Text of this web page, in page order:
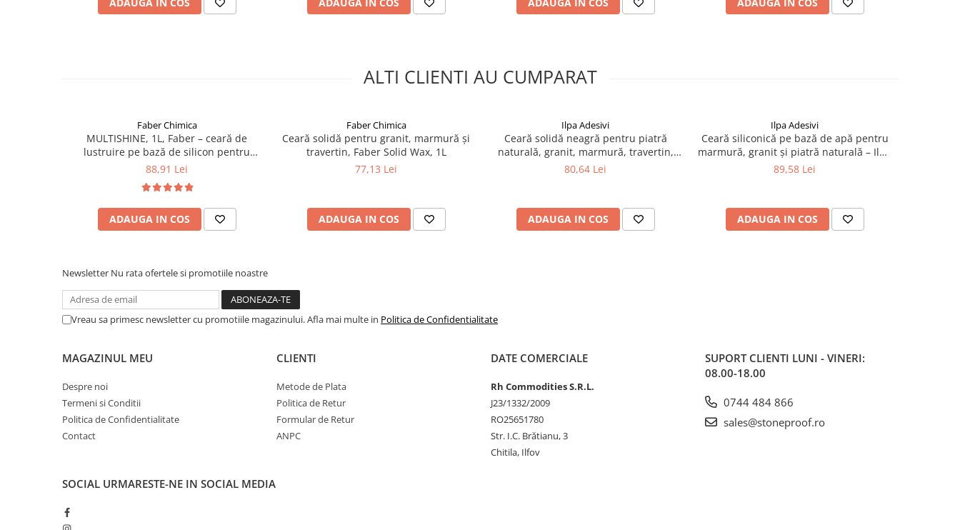
ALTI CLIENTI AU CUMPARAT
Faber Chimica
MULTISHINE, 1L, Faber – ceară de
lustruire pe bază de silicon pentru
marmură, granit, travertin și piatră
88,91 Lei
ADAUGA IN COS
Faber Chimica
Ceară solidă pentru granit, marmură și
travertin, Faber Solid Wax, 1L
77,13 Lei
ADAUGA IN COS
Ilpa Adesivi
Ceară solidă neagră pentru piatră
naturală, granit, marmură, travertin,
Ilpa Extra Wax Nera, 1L
80,64 Lei
ADAUGA IN COS
Ilpa Adesivi
Ceară siliconică pe bază de apă pentru
marmură, granit și piatră naturală – Ilpa
Brillo Aqua 1L
89,58 Lei
ADAUGA IN COS
Newsletter Nu rata ofertele si promotiile noastre
Vreau sa primesc newsletter cu promotiile magazinului. Afla mai multe in Politica de Confidentialitate
MAGAZINUL MEU
Despre noi
Termeni si Conditii
Politica de Confidentialitate
Contact
CLIENTI
Metode de Plata
Politica de Retur
Formular de Retur
ANPC
DATE COMERCIALE
Rh Commodities S.R.L.
J23/1332/2009
RO25651780
Str. I.C. Brătianu, 3
Chitila, Ilfov
SUPORT CLIENTI LUNI - VINERI:
08.00-18.00
0744 484 866
sales@stoneproof.ro
SOCIAL URMARESTE-NE IN SOCIAL MEDIA